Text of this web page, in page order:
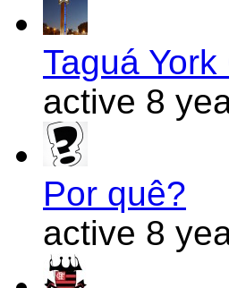
Taguá York
active 8
Por quê?
active 8